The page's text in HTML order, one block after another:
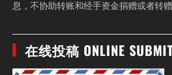
息，不协助转账和经手资金捐赠或者转赠
在线投稿 ONLINE